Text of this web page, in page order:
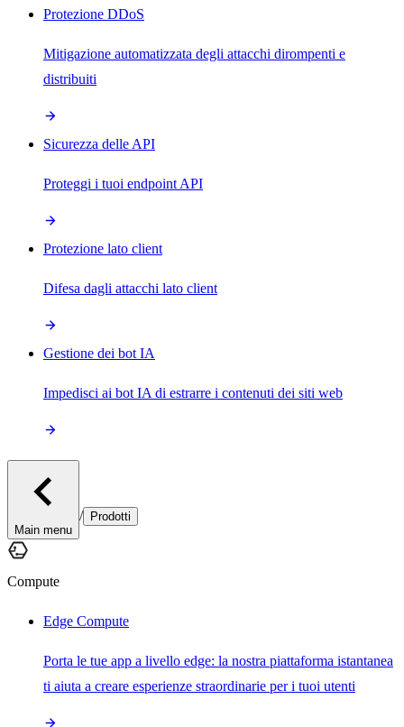
Protezione DDoS
Mitigazione automatizzata degli attacchi dirompenti e
distribuiti
Sicurezza delle API
Proteggi i tuoi endpoint API
Protezione lato client
Difesa dagli attacchi lato client
Gestione dei bot IA
Impedisci ai bot IA di estrarre i contenuti dei siti web
Main menu
/ Prodotti
Compute
Edge Compute
Porta le tue app a livello edge: la nostra piattaforma istantanea
ti aiuta a creare esperienze straordinarie per i tuoi utenti